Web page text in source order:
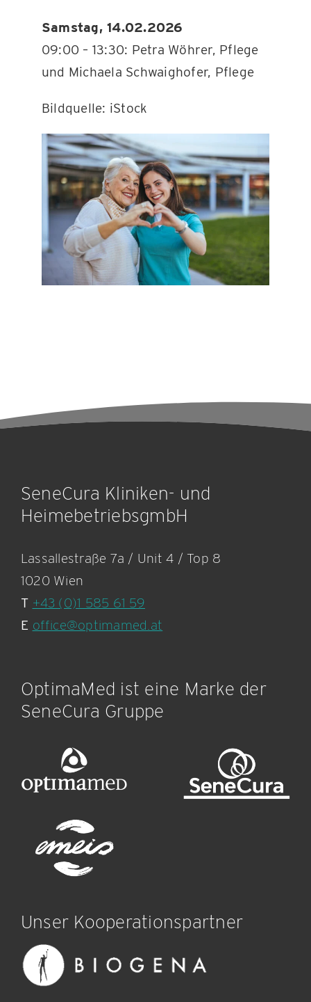
Samstag, 14.02.2026
09:00 – 13:30: Petra Wöhrer, Pflege
und Michaela Schwaighofer, Pflege
Bildquelle: iStock
SeneCura Kliniken- und
HeimebetriebsgmbH
Lassallestraße 7a / Unit 4 / Top 8
1020 Wien
T +43 (0)1 585 61 59
E office@optimamed.at
OptimaMed ist eine Marke der
SeneCura Gruppe
Unser Kooperationspartner